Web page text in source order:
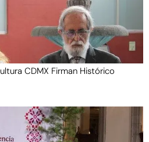
CDMX Firman Histórico